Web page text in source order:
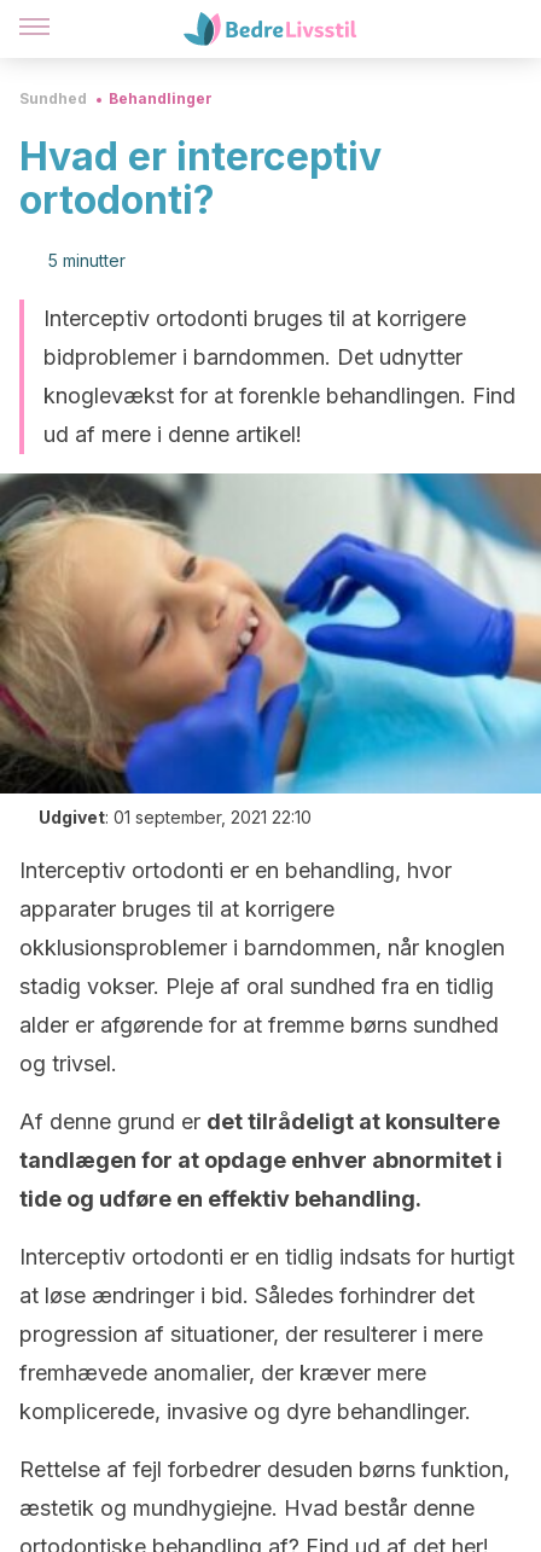
Sundhed Behandlinger
Hvad er interceptiv
ortodonti?
5 minutter
Interceptiv ortodonti bruges til at korrigere
bidproblemer i barndommen. Det udnytter
knoglevækst for at forenkle behandlingen. Find
ud af mere i denne artikel!
Udgivet: 01 september, 2021 22:10
Interceptiv ortodonti er en behandling, hvor
apparater bruges til at korrigere
okklusionsproblemer i barndommen, når knoglen
stadig vokser. Pleje af oral sundhed fra en tidlig
alder er afgørende for at fremme børns sundhed
og trivsel.
Af denne grund er det tilrådeligt at konsultere
tandlægen for at opdage enhver abnormitet i
tide og udføre en effektiv behandling.
Interceptiv ortodonti er en tidlig indsats for hurtigt
at løse ændringer i bid. Således forhindrer det
progression af situationer, der resulterer i mere
fremhævede anomalier, der kræver mere
komplicerede, invasive og dyre behandlinger.
Rettelse af fejl forbedrer desuden børns funktion,
æstetik og mundhygiejne. Hvad består denne
ortodontiske behandling af? Find ud af det her!